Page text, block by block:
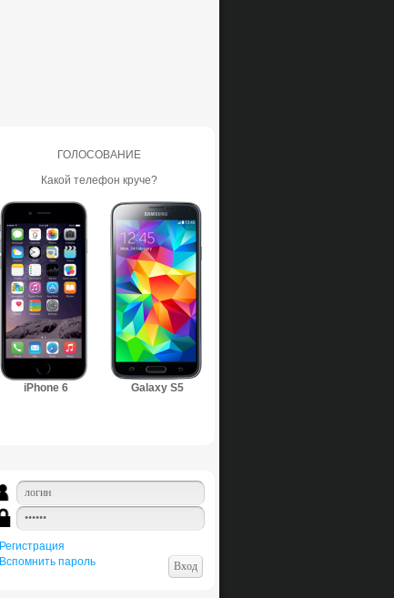
ГОЛОСОВАНИЕ
Какой телефон круче?
iPhone 6 Galaxy S5
Регистрация
Вспомнить пароль